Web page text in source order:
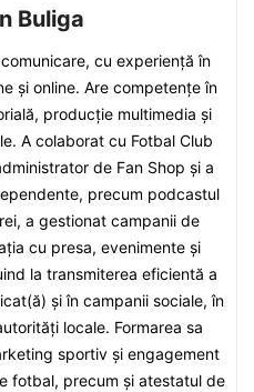
Buliga
cu experiență în
și online. Are competențe în
producție multimedia și
A colaborat cu Fotbal Club
de Fan Shop și a
precum podcastul
a gestionat campanii de
cu presa, evenimente și
la transmiterea eficientă a
și în campanii sociale, în
locale. Formarea sa
sportiv și engagement
fotbal, precum și atestatul de